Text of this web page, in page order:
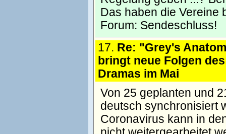
Das haben die Vereine
Forum: Sendeschluss!
17. Re: "Grey's
bringt neue Folgen
Dramas im Mai
Von 25 geplanten und
deutsch synchronisiert
Coronavirus kann in